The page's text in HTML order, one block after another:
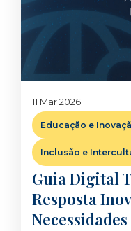
11 Mar 2026
Educação e
Inclusão e
Guia Digital
Resposta